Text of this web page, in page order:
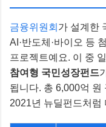
금융위원회 가 설계한
AI·반도체·바이오 등
프로젝트예요. 이 중
참여형 국민성장펀드
됩니다. 총 6,000억 원
2021년 뉴딜펀드처럼